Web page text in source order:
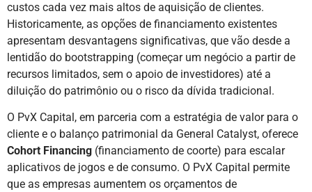
custos cada vez mais altos de aquisição de clientes.
Historicamente, as opções de financiamento existentes
apresentam desvantagens significativas, que vão desde a
lentidão do bootstrapping (começar um negócio a partir de
recursos limitados, sem o apoio de investidores) até a
diluição do patrimônio ou o risco da dívida tradicional.
O PvX Capital, em parceria com a estratégia de valor para o
cliente e o balanço patrimonial da General Catalyst, oferece
Cohort Financing (financiamento de coorte) para escalar
aplicativos de jogos e de consumo. O PvX Capital permite
que as empresas aumentem os orçamentos de